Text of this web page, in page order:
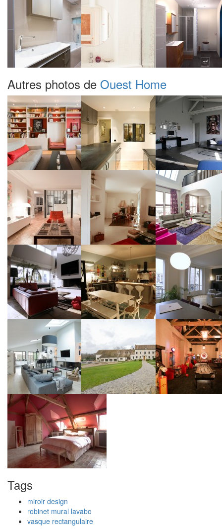
Autres photos de Ouest Home
Tags
miroir design
robinet mural lavabo
vasque rectangulaire